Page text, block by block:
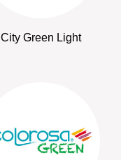
City Green Light